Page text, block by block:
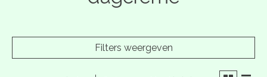
Filters weergeven